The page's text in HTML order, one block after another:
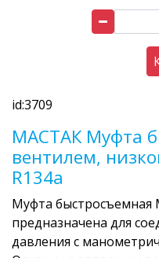
id:3709
МАСТАК Муфта
вентилем,
R134a
Муфта быстросъемная
предназначена для
давления с